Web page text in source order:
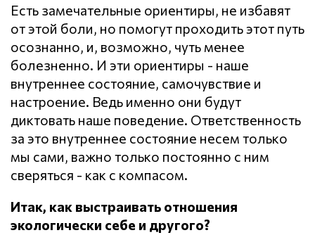
Есть замечательные ориентиры, не избавят
от этой боли, но помогут проходить этот путь
осознанно, и, возможно, чуть менее
болезненно. И эти ориентиры - наше
внутреннее состояние, самочувствие и
настроение. Ведь именно они будут
диктовать наше поведение. Ответственность
за это внутреннее состояние несем только
мы сами, важно только постоянно с ним
сверяться - как с компасом.
Итак, как выстраивать отношения
экологически себе и другого?